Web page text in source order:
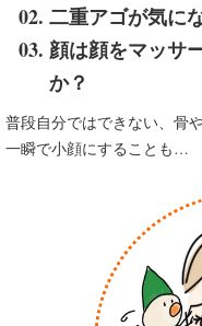
二重アゴが気に
顔は顔をマッサ
か？
普段自分ではできない、骨
一瞬で小顔にすることも…